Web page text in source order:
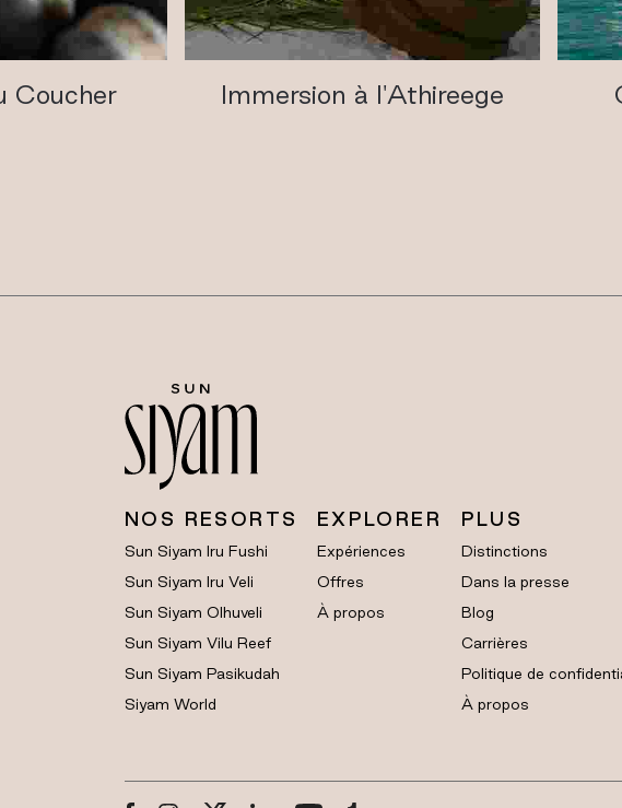
Coucher Immersion à l'Athireege
NOS RESORTS
Sun Siyam Iru Fushi
Sun Siyam Iru Veli
Sun Siyam Olhuveli
Sun Siyam Vilu Reef
Sun Siyam Pasikudah
Siyam World
EXPLORER
Expériences
Offres
À propos
PLUS
Distinctions
Dans la presse
Blog
Carrières
Politique de
À propos